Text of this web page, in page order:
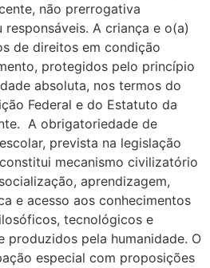
não prerrogativa
A criança e o(a)
de direitos em condição
protegidos pelo princípio
absoluta, nos termos do
Federal e do Estatuto da
A obrigatoriedade de
prevista na legislação
mecanismo civilizatório
aprendizagem,
e acesso aos conhecimentos
tecnológicos e
produzidos pela humanidade. O
especial com proposições